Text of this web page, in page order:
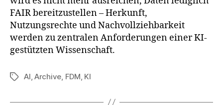
FAIR bereitzustellen – Herkunft,
Nutzungsrechte und Nachvollziehbarkeit
werden zu zentralen Anforderungen einer KI-
gestützten Wissenschaft.
Schlagwörter
AI, Archive, FDM, KI